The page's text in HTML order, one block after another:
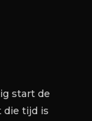
start de
die tijd is